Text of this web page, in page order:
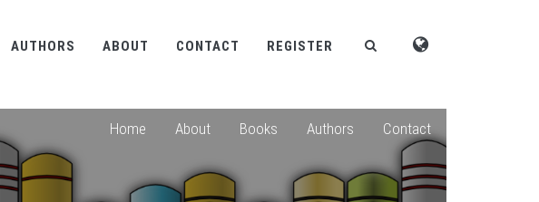
AUTHORS ABOUT CONTACT REGISTER
Home About Books Authors Contact